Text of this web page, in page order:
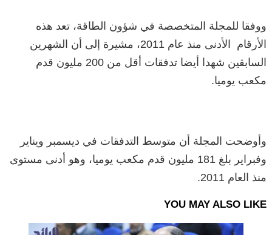
ووفقا للمجلة المتخصصة في شؤون الطاقة، تعد هذه
الأرقام الأدنى منذ عام 2011، مشيرة إلى أن الشهرين
السابقين شهدا أيضا تدفقات أقل من 200 مليون قدم
مكعب يوميا.
وأوضحت المجلة أن متوسط التدفقات في ديسمبر ويناير
وفبراير بلغ 181 مليون قدم مكعب يوميا، وهو أدنى مستوى
منذ العام 2011.
YOU MAY ALSO LIKE